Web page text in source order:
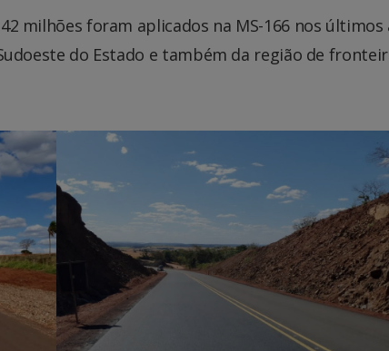
milhões foram aplicados na MS-166 nos últimos
do Estado e também da região de